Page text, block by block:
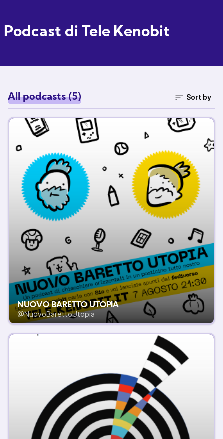
Podcast di Tele Kenobit
All podcasts (5) Sort by
NUOVO BARETTO UTOPIA
@NuovoBarettoUtopia